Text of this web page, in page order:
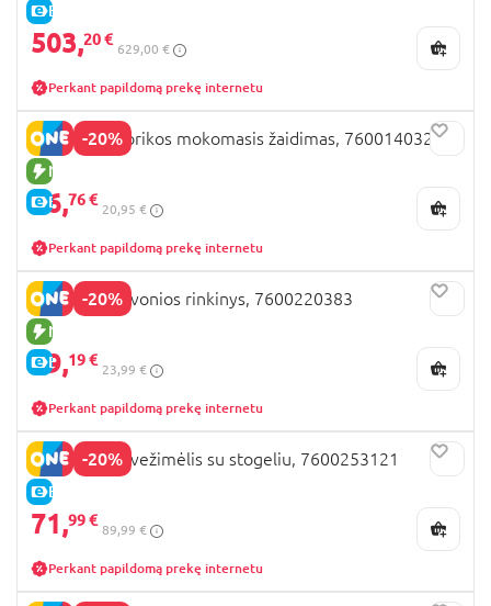
E-KAINA
503,20 €
629,00 €
Perkant papildomą prekę internetu
-20%
NAUJA PREKĖ
E-KAINA
SMOBY motorikos mokomasis žaidimas, 7600140323
16,76 €
20,95 €
Perkant papildomą prekę internetu
-20%
NAUJA PREKĖ
E-KAINA
SMOBY lėlių vonios rinkinys, 7600220383
19,19 €
23,99 €
Perkant papildomą prekę internetu
-20%
E-KAINA
SMOBY lėlių vežimėlis su stogeliu, 7600253121
71,99 €
89,99 €
Perkant papildomą prekę internetu